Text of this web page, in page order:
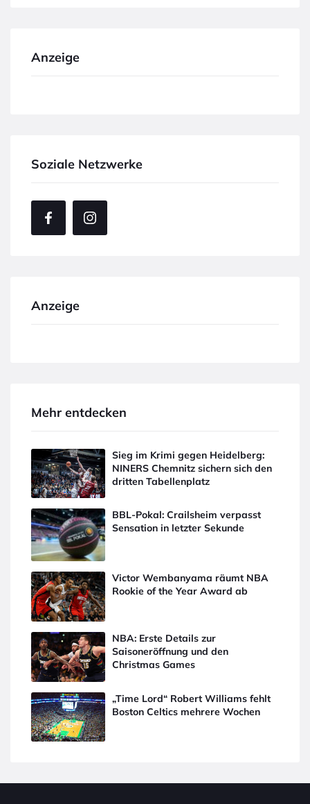
Anzeige
Soziale Netzwerke
Anzeige
Mehr entdecken
Sieg im Krimi gegen Heidelberg:
NINERS Chemnitz sichern sich den
dritten Tabellenplatz
BBL-Pokal: Crailsheim verpasst
Sensation in letzter Sekunde
Victor Wembanyama räumt NBA
Rookie of the Year Award ab
NBA: Erste Details zur
Saisoneröffnung und den
Christmas Games
„Time Lord“ Robert Williams fehlt
Boston Celtics mehrere Wochen